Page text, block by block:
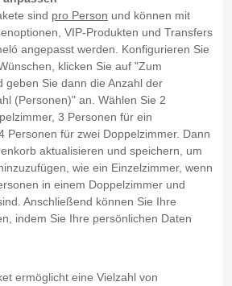
sind pro Person und können mit
VIP-Produkten und Transfers
angepasst werden. Konfigurieren Sie
klicken Sie auf "Zum
geben Sie dann die Anzahl der
(Personen)" an. Wählen Sie 2
3 Personen für ein
Personen für zwei Doppelzimmer. Dann
aktualisieren und speichern, um
wie ein Einzelzimmer, wenn
in einem Doppelzimmer und
Anschließend können Sie Ihre
indem Sie Ihre persönlichen Daten
ermöglicht eine Vielzahl von